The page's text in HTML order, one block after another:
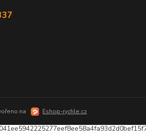
na Eshop-rychle.cz